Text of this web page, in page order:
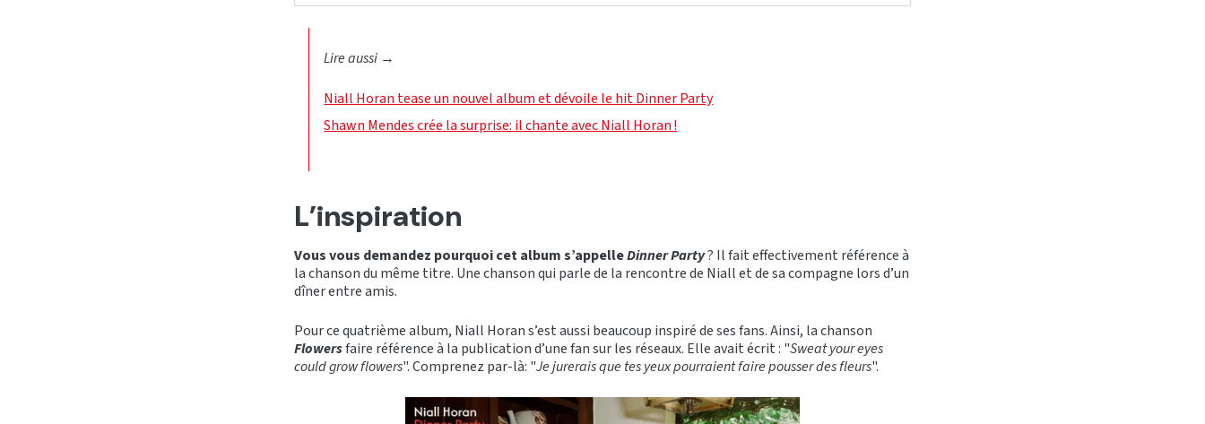
Lire aussi →
Niall Horan tease un nouvel album et dévoile le hit Dinner Party
Shawn Mendes crée la surprise: il chante avec Niall Horan !
L’inspiration
Vous vous demandez pourquoi cet album s’appelleDinner Party? Il fait effectivement référence à
la chanson du même titre. Une chanson qui parle de la rencontre de Niall et de sa compagne lors d’un
dîner entre amis.
Pour ce quatrième album, Niall Horan s’est aussi beaucoup inspiré de ses fans. Ainsi, la chanson
Flowersfaire référence à la publication d’une fan sur les réseaux. Elle avait écrit : "Sweat your eyes
could grow flowers". Comprenez par-là: "Je jurerais que tes yeux pourraient faire pousser des fleurs".